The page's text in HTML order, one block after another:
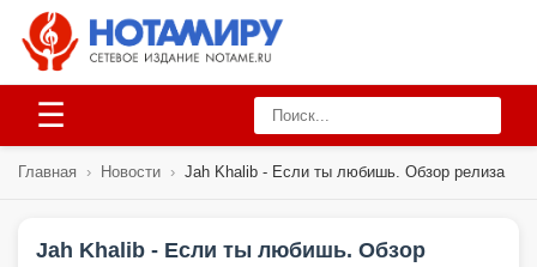
☰
Главная › Новости › Jah Khalib - Если ты любишь. Обзор релиза
Jah Khalib - Если ты любишь. Обзор